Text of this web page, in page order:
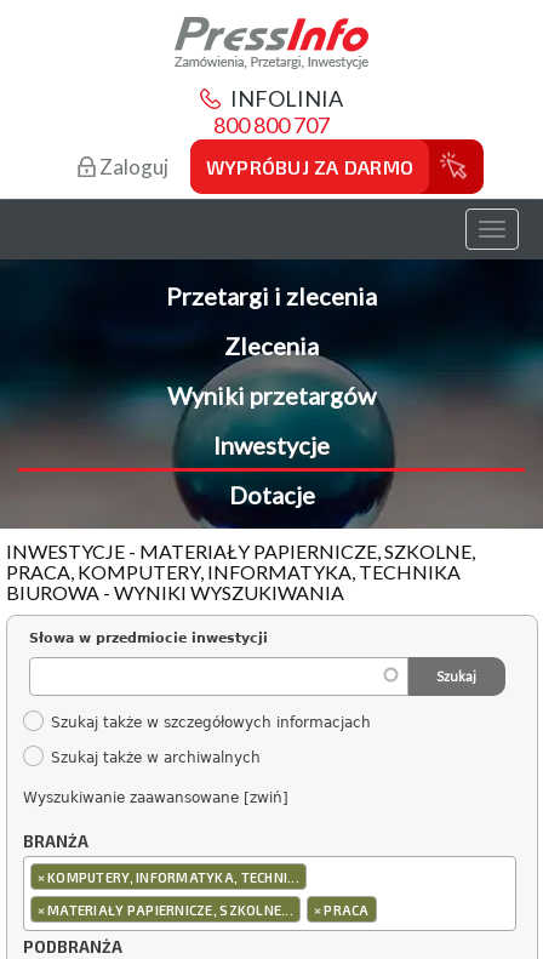
INFOLINIA
800 800 707
Zaloguj WYPRÓBUJ ZA DARMO
Toggle
Przetargi i zlecenia
Zlecenia
Wyniki przetargów
Inwestycje
Dotacje
INWESTYCJE - MATERIAŁY PAPIERNICZE, SZKOLNE,
PRACA, KOMPUTERY, INFORMATYKA, TECHNIKA
BIUROWA - WYNIKI WYSZUKIWANIA
Słowa w przedmiocie inwestycji
Szukaj także w szczegółowych informacjach
Szukaj także w archiwalnych
Wyszukiwanie zaawansowane [zwiń]
BRANŻA
×KOMPUTERY, INFORMATYKA, TECHNI...
×MATERIAŁY PAPIERNICZE, SZKOLNE... ×PRACA
PODBRANŻA